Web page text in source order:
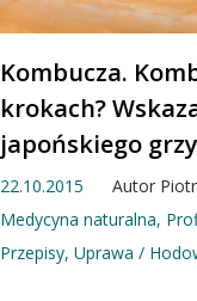
Kombucza.
krokach?
japońskiego
22.10.2015 Autor
Medycyna naturalna,
Przepisy, Uprawa /